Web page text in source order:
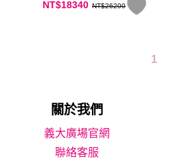
NT$18340 NT$26200
1
關於我們
義大廣場官網
聯絡客服